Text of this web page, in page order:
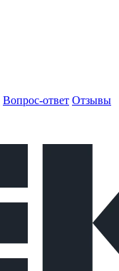
Вопрос-ответ Отзывы